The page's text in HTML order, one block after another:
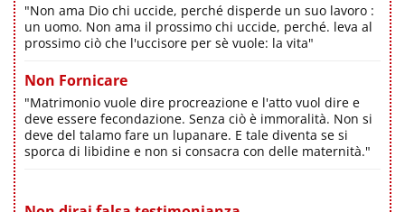
"Non ama Dio chi uccide, perché disperde un suo lavoro :
un uomo. Non ama il prossimo chi uccide, perché. leva al
prossimo ciò che l'uccisore per sè vuole: la vita"
Non Fornicare
"Matrimonio vuole dire procreazione e l'atto vuol dire e
deve essere fecondazione. Senza ciò è immoralità. Non si
deve del talamo fare un lupanare. E tale diventa se si
sporca di libidine e non si consacra con delle maternità."